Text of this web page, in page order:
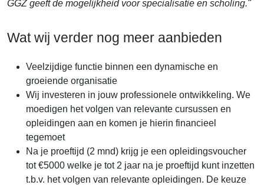
GGZ geeft de mogelijkheid voor specialisatie en scholing."
Wat wij verder nog meer aanbieden
Veelzijdige functie binnen een dynamische en
groeiende organisatie
Wij investeren in jouw professionele ontwikkeling. We
moedigen het volgen van relevante cursussen en
opleidingen aan en komen je hierin financieel
tegemoet
Na je proeftijd (2 mnd) krijg je een opleidingsvoucher
tot €5000 welke je tot 2 jaar na je proeftijd kunt inzetten
t.b.v. het volgen van relevante opleidingen. De keuze